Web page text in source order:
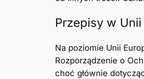
Przepisy w
Na poziomie Unii
Rozporządzenie o
choć głównie